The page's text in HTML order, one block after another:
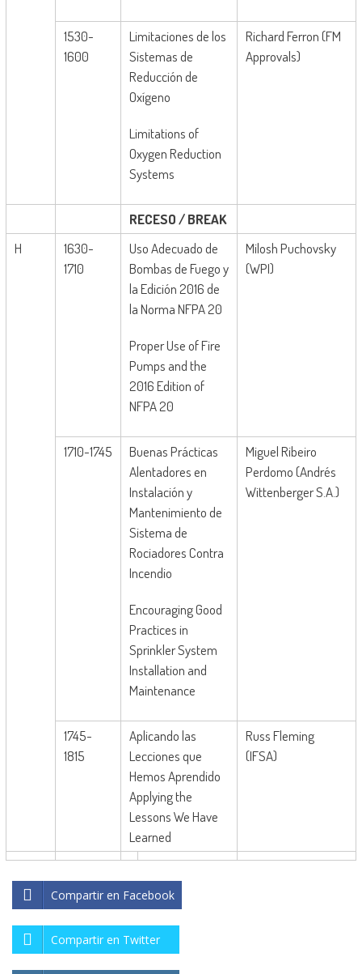
1530-
1600
Limitaciones de los
Sistemas de
Reducción de
Oxígeno
Limitations of
Oxygen Reduction
Systems
Richard Ferron (FM
Approvals)
RECESO/ BREAK
H
1630-
1710
Uso Adecuado de
Bombas de Fuego y
la Edición 2016 de
la Norma NFPA 20
Proper Use of Fire
Pumps and the
2016 Edition of
NFPA 20
Milosh Puchovsky
(WPI)
1710-1745
Buenas Prácticas
Alentadores en
Instalación y
Mantenimiento de
Sistema de
Rociadores Contra
Incendio
Encouraging Good
Practices in
Sprinkler System
Installation and
Maintenance
Miguel Ribeiro
Perdomo (Andrés
Wittenberger S.A.)
1745-
1815
Aplicando las
Lecciones que
Hemos Aprendido
Applying the
Lessons We Have
Learned
Russ Fleming
(IFSA)
Compartir en Facebook
Compartir en Twitter